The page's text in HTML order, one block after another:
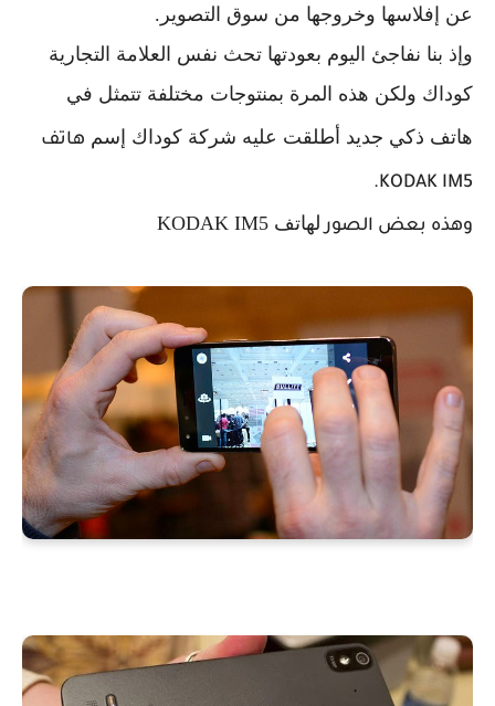
عن إفلاسها وخروجها من سوق التصوير.
وإذ بنا نفاجئ اليوم بعودتها تحث نفس العلامة التجارية
كوداك ولكن هذه المرة بمنتوجات مختلفة تتمثل في
هاتف ذكي جديد أطلقت عليه شركة كوداك إسم هاتف
KODAK IM5.
وهذه بعض الصورلهاتف KODAK IM5